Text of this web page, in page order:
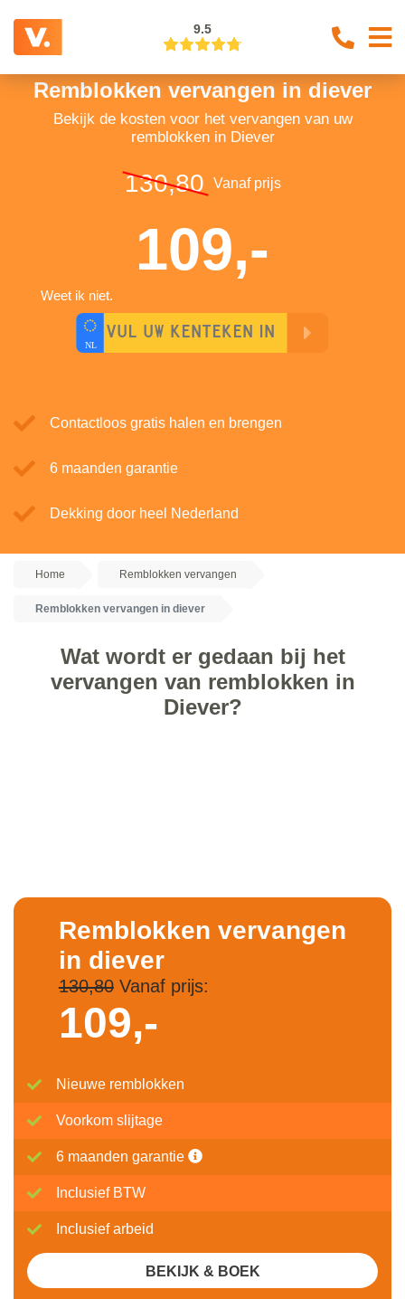
9.5
Remblokken vervangen in diever
Bekijk de kosten voor het vervangen van uw
remblokken in Diever
130,80 Vanaf prijs
109,-
Weet ik niet.
Contactloos gratis halen en brengen
6 maanden garantie
Dekking door heel Nederland
Home Remblokken vervangen
Remblokken vervangen in diever
Wat wordt er gedaan bij het
vervangen van remblokken in
Diever?
Remblokken vervangen
in diever
130,80Vanaf prijs:
109,-
Nieuwe remblokken
Voorkom slijtage
6 maanden garantie
Inclusief BTW
Inclusief arbeid
BEKIJK & BOEK